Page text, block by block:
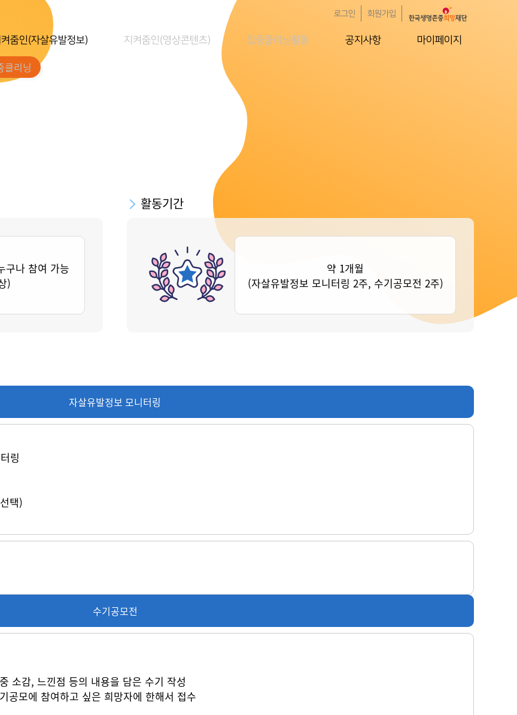
로그인 회원가입
클리닝
줌인(자살유발정보) 지켜줌인(영상콘텐츠) 집중클리닝활동 공지사항 마이페이지
구나 참여 가능
)
활동기간
약 1개월
(자살유발정보 모니터링 2주, 수기공모전 2주)
자살유발정보 모니터링
링
택)
수기공모전
소감, 느낀점 등의 내용을 담은 수기 작성
공모에 참여하고 싶은 희망자에 한해서 접수